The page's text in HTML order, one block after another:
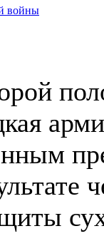
войны